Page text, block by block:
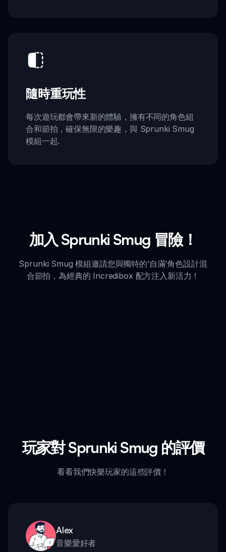
隨時重玩性
每次遊玩都會帶來新的體驗，擁有不同的角色組
合和節拍，確保無限的樂趣，與 Sprunki Smug
模組一起.
加入 Sprunki Smug 冒險！
Sprunki Smug 模組邀請您與獨特的‘自滿’角色設計混
合節拍，為經典的 Incredibox 配方注入新活力！
玩家對 Sprunki Smug 的評價
看看我們快樂玩家的這些評價！
Alex
音樂愛好者